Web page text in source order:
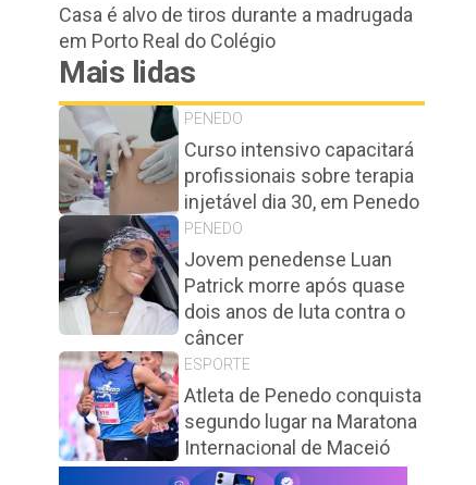
Casa é alvo de tiros durante a madrugada
em Porto Real do Colégio
Mais lidas
PENEDO
Curso intensivo capacitará
profissionais sobre terapia
injetável dia 30, em Penedo
PENEDO
Jovem penedense Luan
Patrick morre após quase
dois anos de luta contra o
câncer
ESPORTE
Atleta de Penedo conquista
segundo lugar na Maratona
Internacional de Maceió